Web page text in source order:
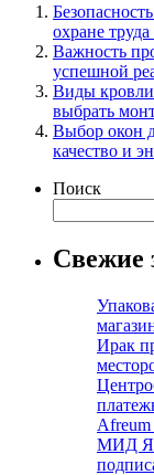
охране
Важность
успешной
Виды кровли
выбрать
Выбор окон
качество и
Поиск
Свежие
Ирак
Afreum
МИД